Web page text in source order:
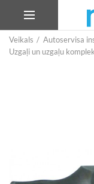
Veikals
Autoservisa
Uzgaļi un uzgaļu